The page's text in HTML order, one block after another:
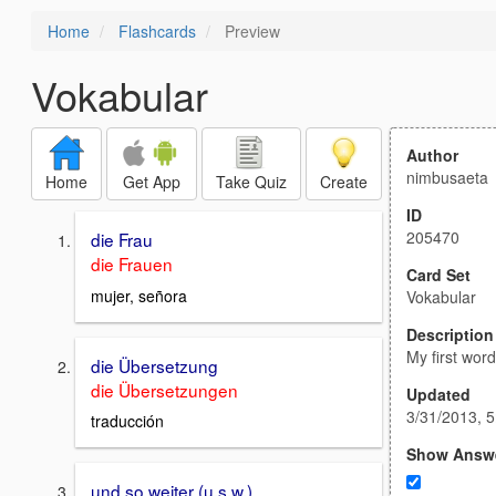
Home Flashcards Preview
Vokabular
Home Get App Take Quiz Create
die Frau
die Frauen
mujer, señora
die Übersetzung
die Übersetzungen
traducción
und so weiter (u.s.w.)
Author
nimbusaeta
ID
205470
Card Set
Vokabular
Description
My first
Updated
3/31/2013,
Show